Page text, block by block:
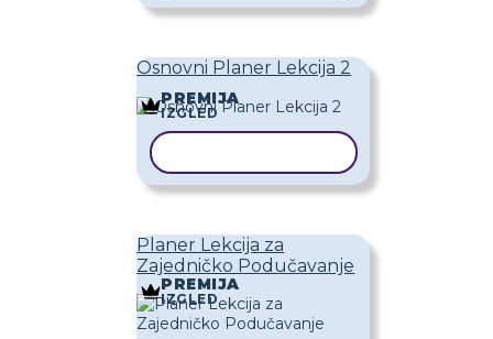
Osnovni Planer Lekcija 2
PREMIJA
IZGLED
Planer Lekcija za
Zajedničko Podučavanje
PREMIJA
IZGLED